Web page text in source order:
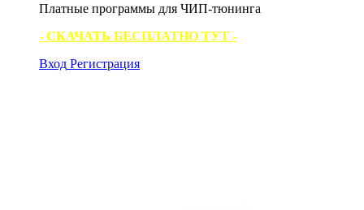
Платные программы для ЧИП-тюнинга
- СКАЧАТЬ БЕСПЛАТНО ТУТ -
Вход Регистрация